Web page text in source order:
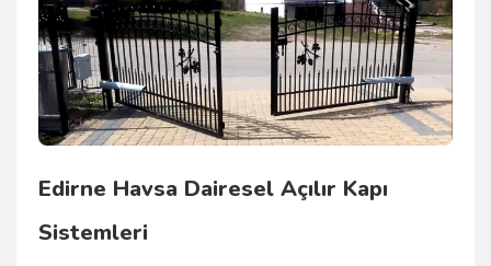
Edirne Havsa Dairesel Açılır Kapı
Sistemleri